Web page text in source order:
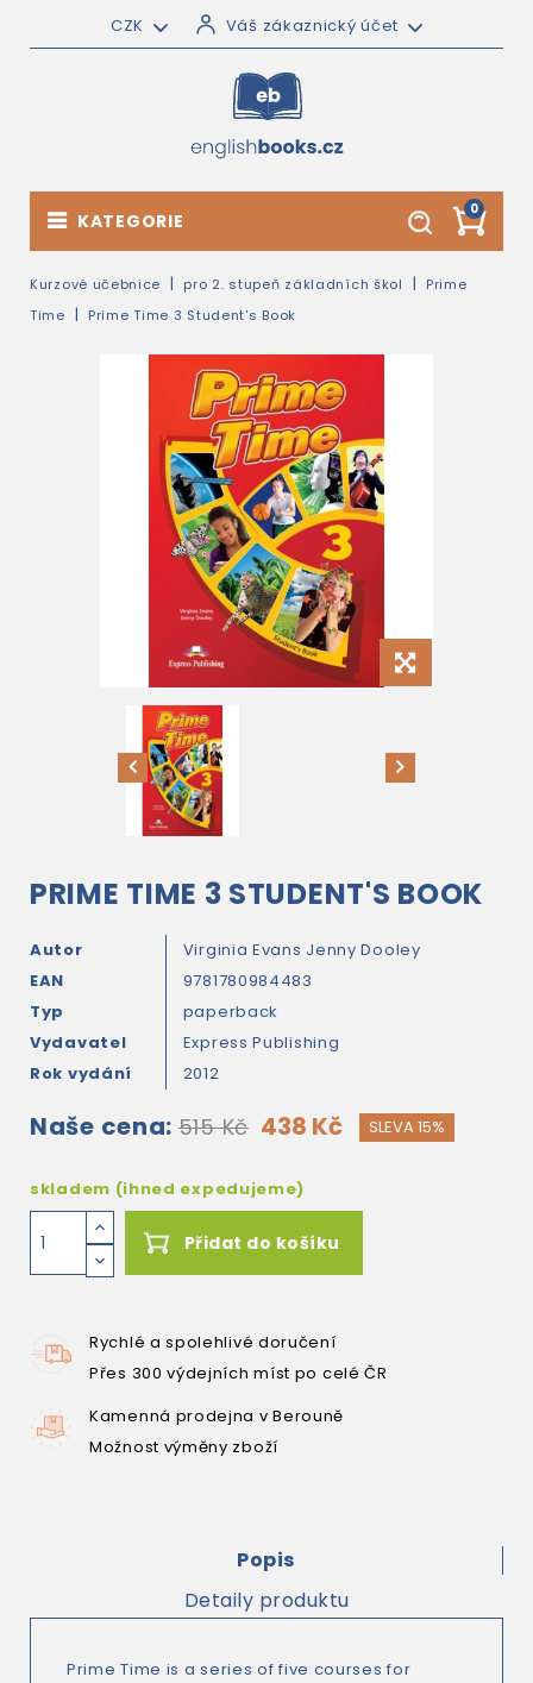
CZK Váš zákaznický účet
0
KATEGORIE
Kurzové učebnice pro 2. stupeň základních škol
Prime
Time
Prime Time 3 Student's Book
PRIME TIME 3 STUDENT'S BOOK
Autor Virginia Evans Jenny Dooley
EAN
9781780984483
Typ
paperback
Vydavatel
Express Publishing
Rok vydání
2012
Naše cena: 515 Kč 438 Kč SLEVA 15%
skladem (ihned expedujeme)
Přidat do košíku
Rychlé a spolehlivé doručení
Přes 300 výdejních míst po celé ČR
Kamenná prodejna v Berouně
Možnost výměny zboží
Popis
Detaily produktu
Prime Time is a series of five courses for